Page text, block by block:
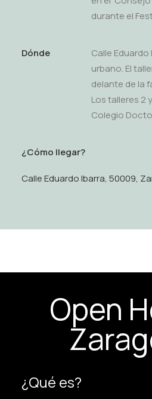
durante el
Dónde
Calle
urbano. El
delante de la
Los talleres 2
Colegio
¿Cómo llegar?
Calle Eduardo Ibarra, 50009,
Open
¿Qué es?